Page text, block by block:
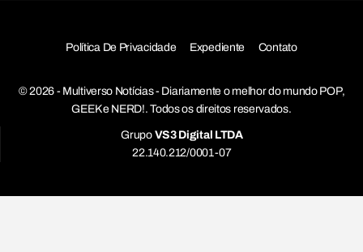
Política De Privacidade Expediente Contato
© 2026 - Multiverso Notícias - Diariamente o melhor do mundo POP,
GEEK e NERD!. Todos os direitos reservados.
Grupo VS3 Digital LTDA
22.140.212/0001-07